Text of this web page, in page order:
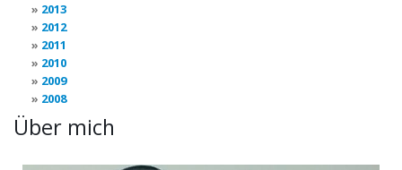
2013
2012
2011
2010
2009
2008
Über mich